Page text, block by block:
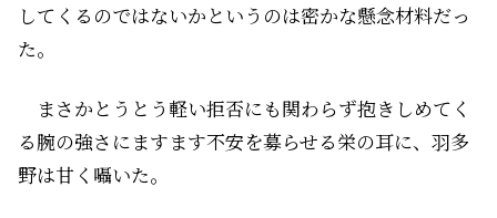
してくるのではないかというのは密かな懸念材料だっ
た。
まさかとうとう――軽い拒否にも関わらず抱きしめてく
る腕の強さにますます不安を募らせる栄の耳に、羽多
野は甘く囁いた。